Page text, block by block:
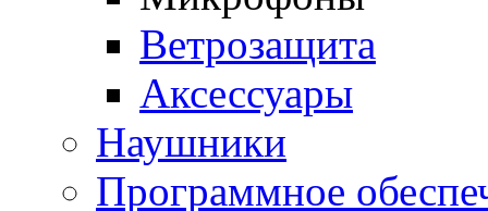
Ветрозащита
Аксессуары
Наушники
Программное